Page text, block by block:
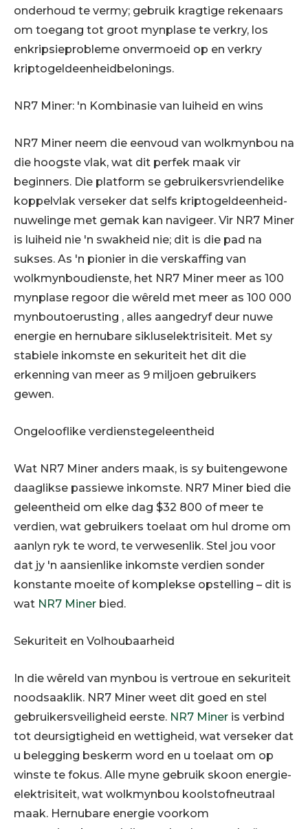
onderhoud te vermy; gebruik kragtige rekenaars
om toegang tot groot mynplase te verkry, los
enkripsieprobleme onvermoeid op en verkry
kriptogeldeenheidbelonings.
NR7 Miner: 'n Kombinasie van luiheid en wins
NR7 Miner neem die eenvoud van wolkmynbou na
die hoogste vlak, wat dit perfek maak vir
beginners. Die platform se gebruikersvriendelike
koppelvlak verseker dat selfs kriptogeldeenheid-
nuwelinge met gemak kan navigeer. Vir NR7 Miner
is luiheid nie 'n swakheid nie; dit is die pad na
sukses. As 'n pionier in die verskaffing van
wolkmynboudienste, het NR7 Miner meer as 100
mynplase regoor die wêreld met meer as 100 000
mynboutoerusting , alles aangedryf deur nuwe
energie en hernubare sikluselektrisiteit. Met sy
stabiele inkomste en sekuriteit het dit die
erkenning van meer as 9 miljoen gebruikers
gewen.
Ongelooflike verdienstegeleentheid
Wat NR7 Miner anders maak, is sy buitengewone
daaglikse passiewe inkomste. NR7 Miner bied die
geleentheid om elke dag $32 800 of meer te
verdien, wat gebruikers toelaat om hul drome om
aanlyn ryk te word, te verwesenlik. Stel jou voor
dat jy 'n aansienlike inkomste verdien sonder
konstante moeite of komplekse opstelling – dit is
wat NR7 Miner bied.
Sekuriteit en Volhoubaarheid
In die wêreld van mynbou is vertroue en sekuriteit
noodsaaklik. NR7 Miner weet dit goed en stel
gebruikersveiligheid eerste. NR7 Miner is verbind
tot deursigtigheid en wettigheid, wat verseker dat
u belegging beskerm word en u toelaat om op
winste te fokus. Alle myne gebruik skoon energie-
elektrisiteit, wat wolkmynbou koolstofneutraal
maak. Hernubare energie voorkom